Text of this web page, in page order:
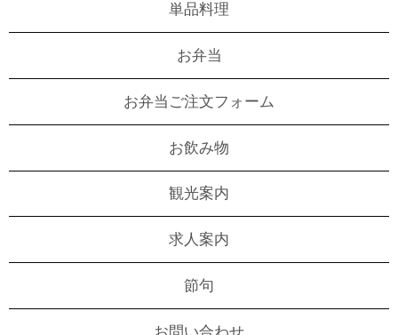
単品料理
お弁当
お弁当ご注文フォーム
お飲み物
観光案内
求人案内
節句